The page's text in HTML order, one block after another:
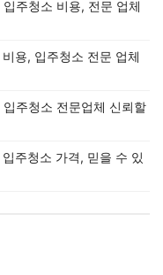
주청소 비용, 전문 업체
용, 입주청소 전문 업체
주청소 전문업체 신뢰할
주청소 가격, 믿을 수 있